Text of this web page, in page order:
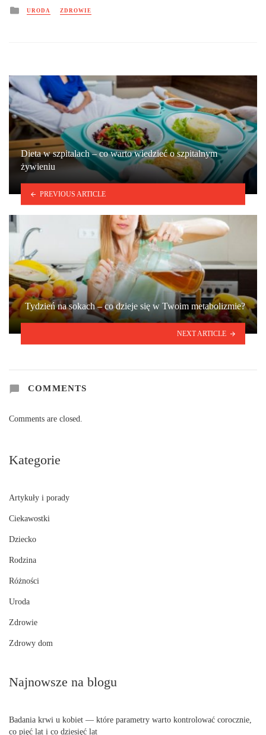
Posted
in
URODA ZDROWIE
Dieta w szpitalach – co warto wiedzieć o szpitalnym
żywieniu
PREVIOUS ARTICLE
Tydzień na sokach – co dzieje się w Twoim metabolizmie?
NEXT ARTICLE
COMMENTS
Comments are closed.
Kategorie
Artykuły i porady
Ciekawostki
Dziecko
Rodzina
Różności
Uroda
Zdrowie
Zdrowy dom
Najnowsze na blogu
Badania krwi u kobiet — które parametry warto kontrolować corocznie,
co pięć lat i co dziesięć lat